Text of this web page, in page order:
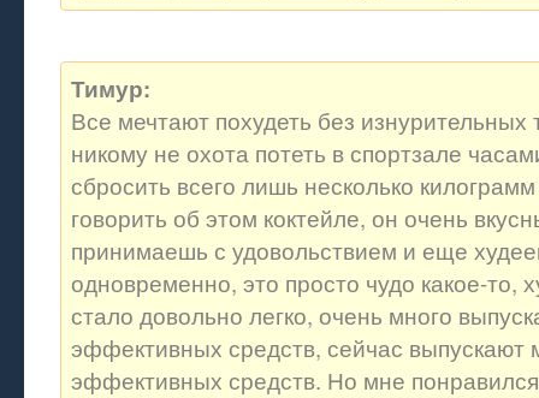
Тимур:
Все мечтают похудеть без изнурительных
никому не охота потеть в спортзале
сбросить всего лишь несколько
говорить об этом коктейле, он очень
принимаешь с удовольствием и еще
одновременно, это просто чудо какое-то,
стало довольно легко, очень много
эффективных средств, сейчас выпускают
эффективных средств. Но мне